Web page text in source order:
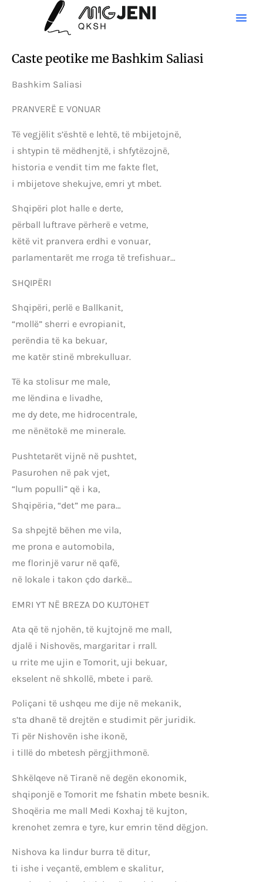
Caste peotike me Bashkim Saliasi
Bashkim Saliasi
PRANVERË E VONUAR
Të vegjëlit s’është e lehtë, të mbijetojnë,
i shtypin të mëdhenjtë, i shfytëzojnë,
historia e vendit tim me fakte flet,
i mbijetove shekujve, emri yt mbet.
Shqipëri plot halle e derte,
përball luftrave përherë e vetme,
këtë vit pranvera erdhi e vonuar,
parlamentarët me rroga të trefishuar…
SHQIPËRI
Shqipëri, perlë e Ballkanit,
“mollë” sherri e evropianit,
perëndia të ka bekuar,
me katër stinë mbrekulluar.
Të ka stolisur me male,
me lëndina e livadhe,
me dy dete, me hidrocentrale,
me nënëtokë me minerale.
Pushtetarët vijnë në pushtet,
Pasurohen në pak vjet,
“lum populli” që i ka,
Shqipëria, “det” me para…
Sa shpejtë bëhen me vila,
me prona e automobila,
me florinjë varur në qafë,
në lokale i takon çdo darkë…
EMRI YT NË BREZA DO KUJTOHET
Ata që të njohën, të kujtojnë me mall,
djalë i Nishovës, margaritar i rrall.
u rrite me ujin e Tomorit, uji bekuar,
ekselent në shkollë, mbete i parë.
Poliçani të ushqeu me dije në mekanik,
s’ta dhanë të drejtën e studimit për juridik.
Ti për Nishovën ishe ikonë,
i tillë do mbetesh përgjithmonë.
Shkëlqeve në Tiranë në degën ekonomik,
shqiponjë e Tomorit me fshatin mbete besnik.
Shoqëria me mall Medi Koxhaj të kujton,
krenohet zemra e tyre, kur emrin tënd dëgjon.
Nishova ka lindur burra të ditur,
ti ishe i veçantë, emblem e skalitur,